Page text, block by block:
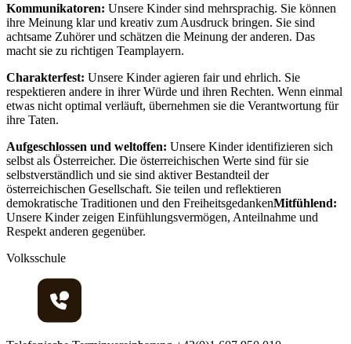
Kommunikatoren: Unsere Kinder sind mehrsprachig. Sie können
ihre Meinung klar und kreativ zum Ausdruck bringen. Sie sind
achtsame Zuhörer und schätzen die Meinung der anderen. Das
macht sie zu richtigen Teamplayern.
Charakterfest: Unsere Kinder agieren fair und ehrlich. Sie
respektieren andere in ihrer Würde und ihren Rechten. Wenn einmal
etwas nicht optimal verläuft, übernehmen sie die Verantwortung für
ihre Taten.
Aufgeschlossen und weltoffen: Unsere Kinder identifizieren sich
selbst als Österreicher. Die österreichischen Werte sind für sie
selbstverständlich und sie sind aktiver Bestandteil der
österreichischen Gesellschaft. Sie teilen und reflektieren
demokratische Traditionen und den FreiheitsgedankenMitfühlend:
Unsere Kinder zeigen Einfühlungsvermögen, Anteilnahme und
Respekt anderen gegenüber.
Volksschule